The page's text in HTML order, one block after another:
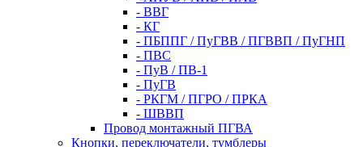
- ВВГ
- КГ
- ПБППГ / ПуГВВ / ПГВВП / ПуГНП
- ПВС
- ПуВ / ПВ-1
- ПуГВ
- РКГМ / ПГРО / ПРКА
- ШВВП
Провод монтажный ПГВА
Кнопки, переключатели, тумблеры